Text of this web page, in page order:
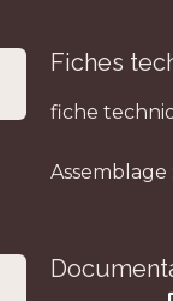
Fiches
fiche
Assemblage :